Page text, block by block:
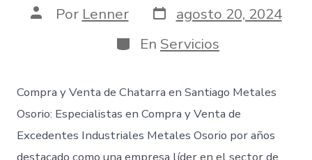
AutorPor Lenner Fecha
de
publicación
agosto 20, 2024
Categorías
En Servicios
Compra y Venta de Chatarra en Santiago Metales
Osorio: Especialistas en Compra y Venta de
Excedentes Industriales Metales Osorio por años